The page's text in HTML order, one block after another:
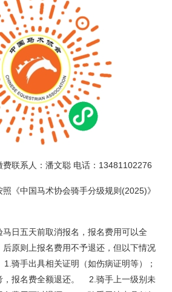
费联系人：潘文聪 电话：13481102276
照《中国马术协会骑手分级规则(2025)》
马日五天前取消报名，报名费用可以全
原则上报名费用不予退还，但以下情况
骑手出具相关证明（如伤病证明等）；
，报名费全额退还。 2.骑手上一级别未